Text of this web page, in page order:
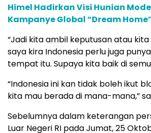
Himel Hadirkan Visi Hunian
Kampanye Global “Dream
“Jadi kita ambil keputusan atau
saya kira Indonesia perlu juga
tempat itu. Supaya kita baik di
“Indonesia ini kan tidak boleh ikut
kita mau berada di mana-mana,”
Sebelumnya dalam keterangan
Luar Negeri RI pada Jumat, 25